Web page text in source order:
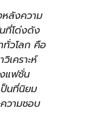
ลังความ
ที่โด่งดัง
ทั่วโลก คือ
เคราะห์
แฟชั่น
ป็นที่นิยม
วามชอบ